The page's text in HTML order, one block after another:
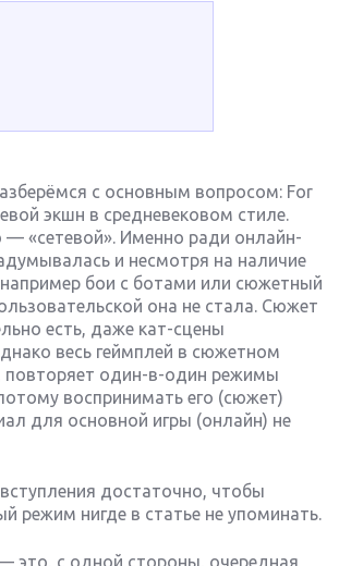
с основным вопросом: For
экшн в средневековом стиле.
«сетевой». Именно ради онлайн-
и несмотря на наличие
бои с ботами или сюжетный
она не стала. Сюжет
есть, даже кат-сцены
весь геймплей в сюжетном
повторяет один-в-один режимы
воспринимать его (сюжет)
для основной игры (онлайн) не
достаточно, чтобы
режим нигде в статье не упоминать.
это, с одной стороны, очередная